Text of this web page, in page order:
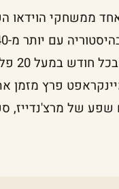
ממשחקי הוידאו
פרץ מזמן
של מרצ'נדייז,